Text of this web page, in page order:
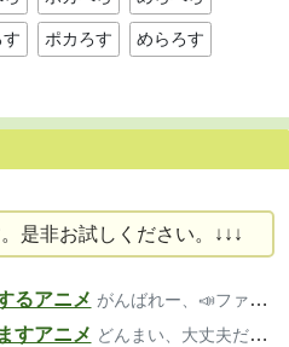
ポカろす めらろす
。是非お試しください。↓↓↓
るアニメ がんばれー、📣ファイト、いいよー
すアニメ どんまい、大丈夫だよ、気楽にいこ～